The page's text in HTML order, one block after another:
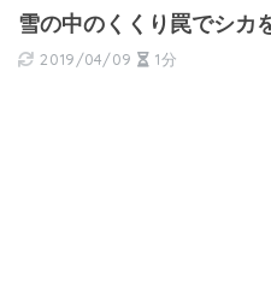
雪の中のくくり罠でシカ
2019/04/09 1分